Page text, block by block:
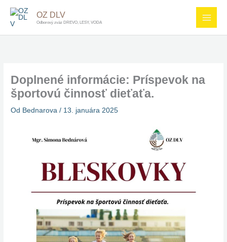
Preskočiť
OZ DLV
Odborový zväz DREVO, LESY, VODA
Doplnené informácie: Príspevok na
športovú činnosť dieťaťa.
Od Bednarova/ 13. januára 2025